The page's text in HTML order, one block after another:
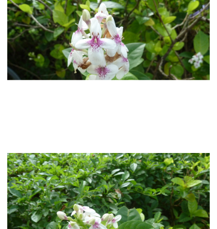
工友人事業務
災害防救業務
交通管理業務
校園流浪動物
本校公共意外責任險
相關法規
常用表單